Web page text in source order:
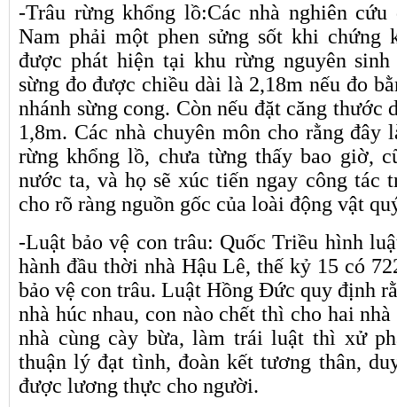
-Trâu rừng khổng lồ:Các nhà nghiên
Nam phải một phen sửng sốt khi chứng
được phát hiện tại khu rừng nguyên
sừng đo được chiều dài là 2,18m nếu đo
nhánh sừng cong. Còn nếu đặt căng thước
1,8m. Các nhà chuyên môn cho rằng đây
rừng khổng lồ, chưa từng thấy bao giờ,
nước ta, và họ sẽ xúc tiến ngay công tác
cho rõ ràng nguồn gốc của loài động vật
-Luật bảo vệ con trâu: Quốc Triều hình
hành đầu thời nhà Hậu Lê, thế kỷ 15 có
bảo vệ con trâu. Luật Hồng Đức quy định
nhà húc nhau, con nào chết thì cho hai
nhà cùng cày bừa, làm trái luật thì xử
thuận lý đạt tình, đoàn kết tương thân,
được lương thực cho người.